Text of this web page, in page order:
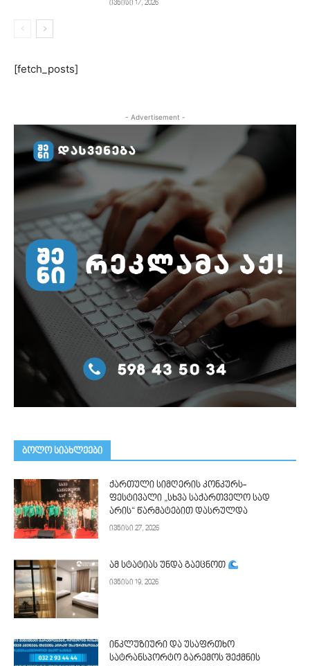
ივნისი 17, 2026
[fetch_posts]
- Advertisement -
ᲑᲝᲚᲝ ᲡᲘᲐᲮᲚᲔᲔᲑᲘ
ქართული სიმღერის კონკურს-
ფესტივალი „სხვა საქართველო სად
არის“ წარმატებით დასრულდა
ივნისი 27, 2026
ამ სტატიას უნდა გაეცნოთ
ივნისი 19, 2026
ინკლუზიური და უსაფრთხო
სატრანსპორტო გარემოს შექმნის